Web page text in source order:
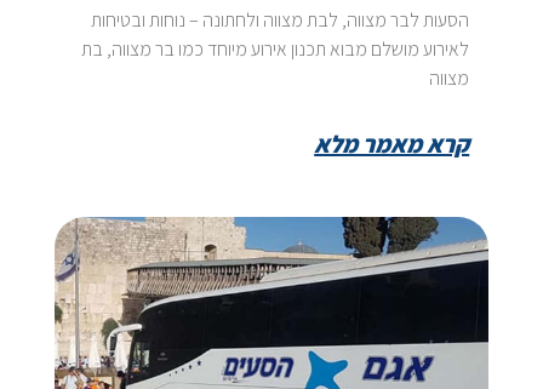
הסעות לבר מצווה, לבת מצווה ולחתונה – נוחות ובטיחות
לאירוע מושלם מבוא תכנון אירוע מיוחד כמו בר מצווה, בת
מצווה
קרא מאמר מלא